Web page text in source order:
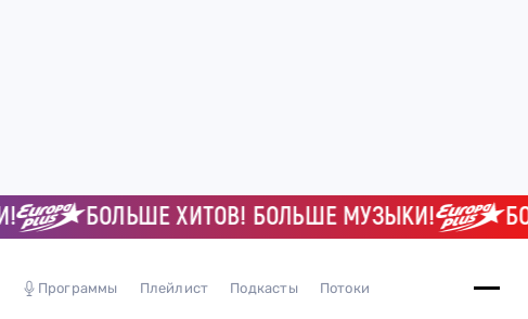
БОЛЬШЕ ХИТОВ! БОЛЬШЕ МУЗЫКИ!
Программы Плейлист Подкасты Потоки